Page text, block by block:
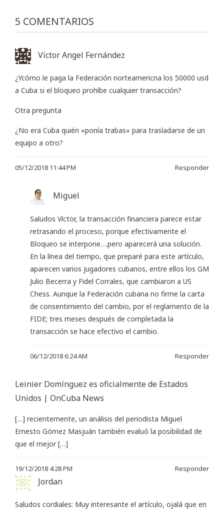
5 COMENTARIOS
Víctor Angel Fernández
¿Ycómo le paga la Federación norteamericna los 50000 usd
a Cuba si el bloqueo prohíbe cualquier transacción?
Otra pregunta
¿No era Cuba quién «ponía trabas» para trasladarse de un
equipo a otro?
05/12/2018 11:44 PM Responder
Miguel
Saludos Víctor, la transacción financiera parece estar
retrasando el proceso, porque efectivamente el
Bloqueo se interpone….pero aparecerá una solución.
En la línea del tiempo, que preparé para este artículo,
aparecen varios jugadores cubanos, entre ellos los GM
Julio Becerra y Fidel Corrales, que cambiaron a US
Chess. Aunque la Federación cubana no firme la carta
de consentimiento del cambio, por el reglamento de la
FIDE; tres meses después de completada la
transacción se hace efectivo el cambio.
06/12/2018 6:24 AM Responder
Leinier Domínguez es oficialmente de Estados
Unidos | OnCuba News
[…] recientemente, un análisis del periodista Miguel
Ernesto Gómez Masjuán también evaluó la posibilidad de
que el mejor […]
19/12/2018 4:28 PM Responder
Jordan
Saludos cordiales: Muy interesante el artículo, ojalá que en